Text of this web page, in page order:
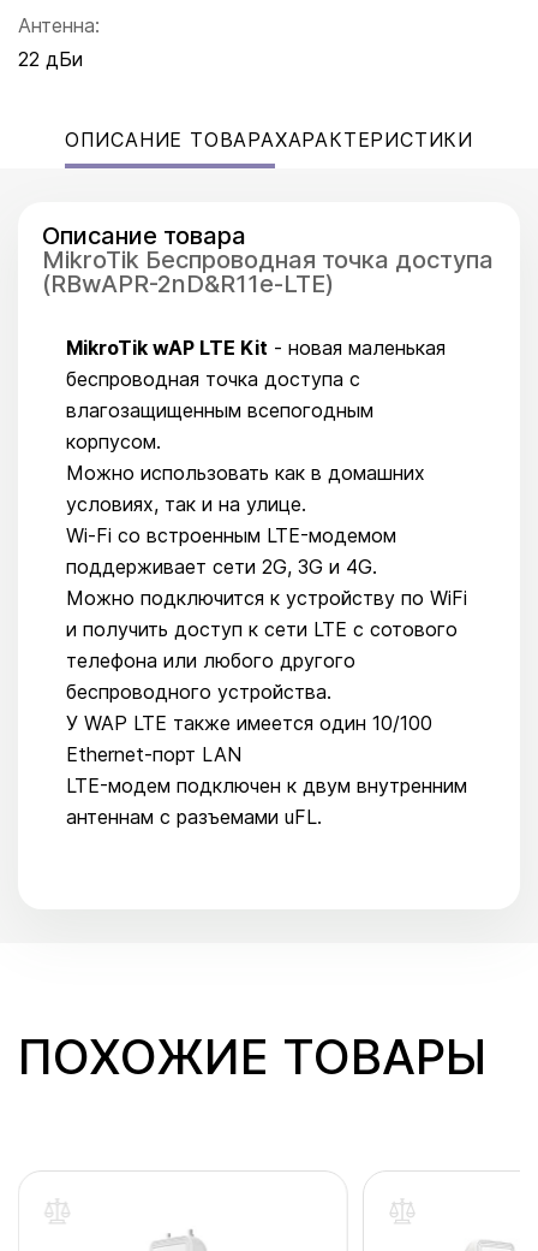
Антенна:
22 дБи
ОПИСАНИЕ ТОВАРАХАРАКТЕРИСТИКИ
Описание товара
MikroTik Беспроводная точка доступа
(RBwAPR-2nD&R11e-LTE)
MikroTik wAP LTE Kit - новая маленькая
беспроводная точка доступа с
влагозащищенным всепогодным
корпусом.
Можно использовать как в домашних
условиях, так и на улице.
Wi-Fi со встроенным LTE-модемом
поддерживает сети 2G, 3G и 4G.
Можно подключится к устройству по WiFi
и получить доступ к сети LTE с сотового
телефона или любого другого
беспроводного устройства.
У WAP LTE также имеется один 10/100
Ethernet-порт LAN
LTE-модем подключен к двум внутренним
антеннам с разъемами uFL.
ПОХОЖИЕ ТОВАРЫ